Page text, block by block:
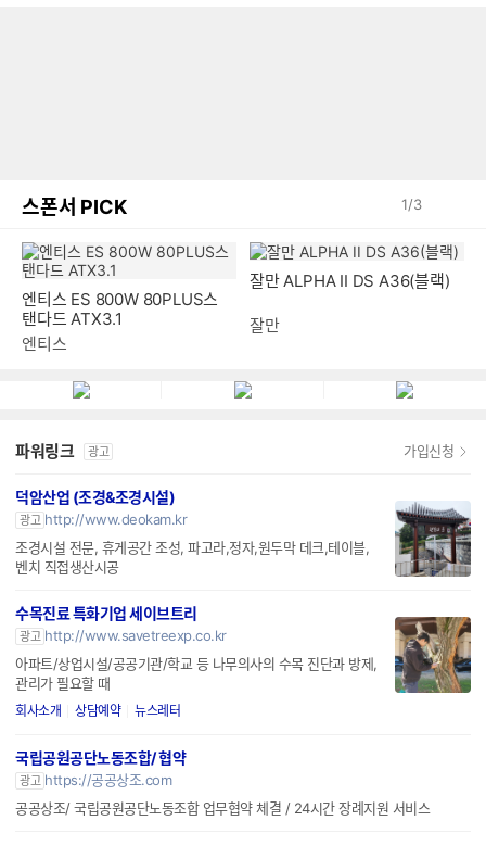
스폰서 PICK 1/3
엔티스 ES 800W 80PLUS스
탠다드 ATX3.1
엔티스
잘만 ALPHA II DS A36(블랙)
잘만
파워링크 광고 가입신청
덕암산업 (조경&조경시설)
광고 http://www.deokam.kr
조경시설 전문, 휴게공간 조성, 파고라,정자,원두막 데크,테이블,
벤치 직접생산시공
수목진료 특화기업 세이브트리
광고 http://www.savetreexp.co.kr
아파트/상업시설/공공기관/학교 등 나무의사의 수목 진단과 방제,
관리가 필요할 때
회사소개 상담예약 뉴스레터
국립공원공단노동조합/ 협약
광고 https://공공상조.com
공공상조/ 국립공원공단노동조합 업무협약 체결 / 24시간 장례지원 서비스